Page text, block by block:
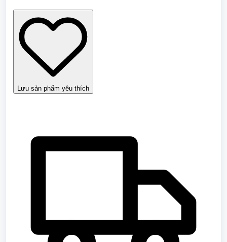
nhân
3
tập
-
Phan
số
Lưu sản phẩm yêu thích